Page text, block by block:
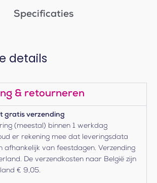
Specificaties
details
& retourneren
gratis verzending
(meestal) binnen 1 werkdag
er rekening mee dat leveringsdata
afhankelijk van feestdagen. Verzending
De verzendkosten naar België zijn
€ 9,05.